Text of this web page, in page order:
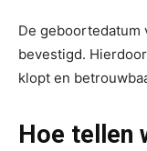
De geboortedatum
bevestigd.
klopt en
Hoe tellen